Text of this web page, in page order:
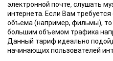
электронной почте, слушать
интернета. Если Вам
объема (например, фильмы), то
большим объемом трафика
Данный тариф идеально
начинающих пользователей